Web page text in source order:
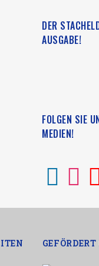
DER
AUSGABE!
FOLGEN SIE
MEDIEN!